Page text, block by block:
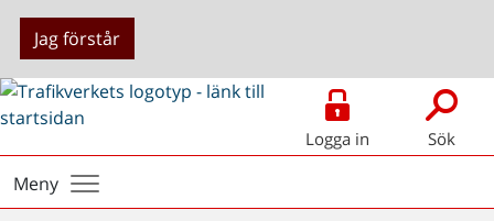
Jag förstår
Logga in Sök
Meny